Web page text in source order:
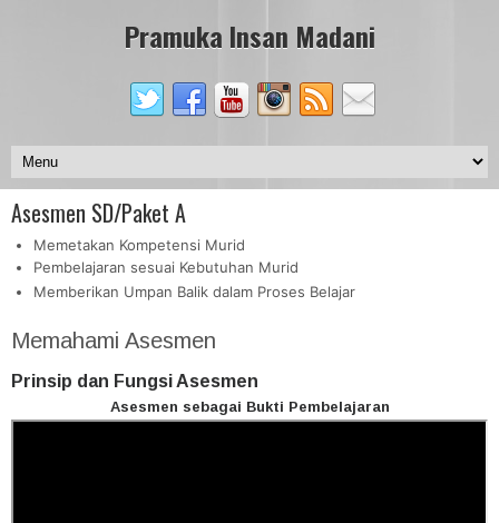
Pramuka Insan Madani
Asesmen SD/Paket A
Memetakan Kompetensi Murid
Pembelajaran sesuai Kebutuhan Murid
Memberikan Umpan Balik dalam Proses Belajar
Memahami Asesmen
Prinsip dan Fungsi Asesmen
Asesmen sebagai Bukti Pembelajaran